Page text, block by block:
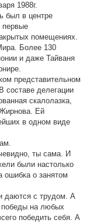
1988г.
был в центре
первые
помещениях.
Более 130
и даже Тайваня
представительном
составе делегации
скалолазка,
Ей
в одном виде
ты сама. И
были настолько
ошибка о занятом
даются с трудом. А
победы на любых
победить себя. А